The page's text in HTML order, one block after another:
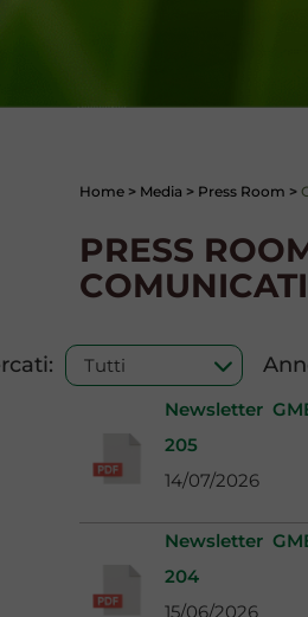
Home > Media > Press Room >
PRESS
COMUNICATI
Newsletter
205
14/07/2026
Newsletter
204
15/06/2026